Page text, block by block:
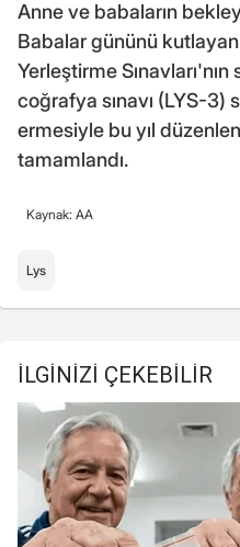
Anne ve babaların
Babalar gününü
Yerleştirme
coğrafya sınavı (LYS-3)
ermesiyle bu yıl
tamamlandı.
Kaynak: AA
Lys